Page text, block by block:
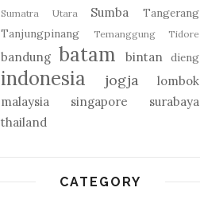
Sumatra Utara Sumba
Tangerang
Tanjungpinang
Temanggung Tidore
bandung batam bintan dieng
indonesia jogja
lombok
malaysia
singapore
surabaya
thailand
CATEGORY